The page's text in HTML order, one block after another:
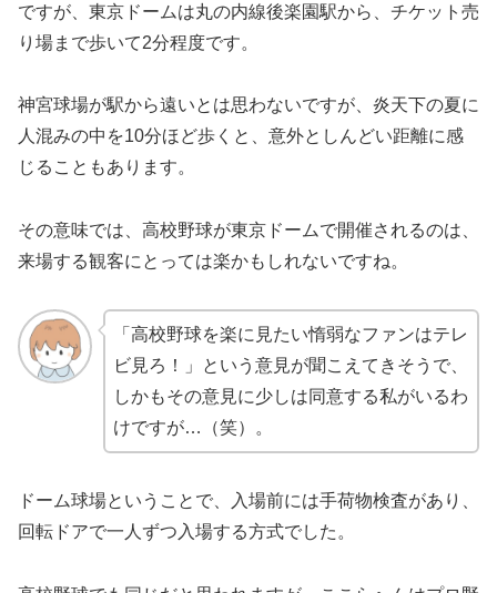
ですが、東京ドームは丸の内線後楽園駅から、チケット売
り場まで歩いて2分程度です。
神宮球場が駅から遠いとは思わないですが、炎天下の夏に
人混みの中を10分ほど歩くと、意外としんどい距離に感
じることもあります。
その意味では、高校野球が東京ドームで開催されるのは、
来場する観客にとっては楽かもしれないですね。
「高校野球を楽に見たい惰弱なファンはテレ
ビ見ろ！」という意見が聞こえてきそうで、
しかもその意見に少しは同意する私がいるわ
けですが…（笑）。
ドーム球場ということで、入場前には手荷物検査があり、
回転ドアで一人ずつ入場する方式でした。